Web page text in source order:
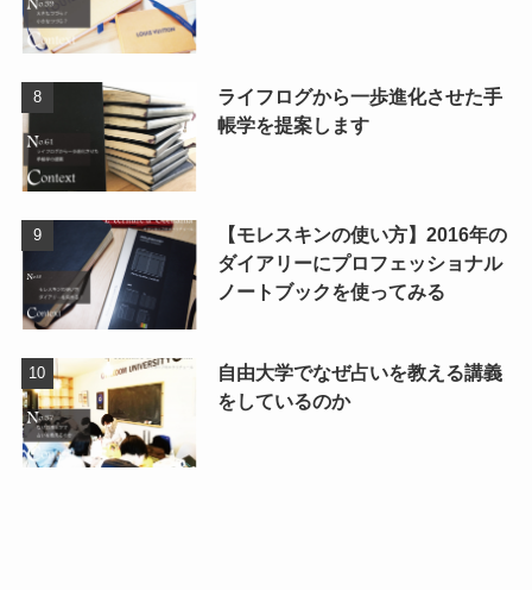
ライフログから一歩進化させた手
帳学を提案します
【モレスキンの使い方】2016年の
ダイアリーにプロフェッショナル
ノートブックを使ってみる
自由大学でなぜ占いを教える講義
をしているのか